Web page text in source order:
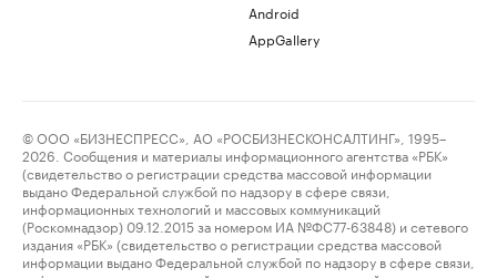
Android
AppGallery
© ООО «БИЗНЕСПРЕСС», АО «РОСБИЗНЕСКОНСАЛТИНГ», 1995–
2026. Сообщения и материалы информационного агентства «РБК»
(свидетельство о регистрации средства массовой информации
выдано Федеральной службой по надзору в сфере связи,
информационных технологий и массовых коммуникаций
(Роскомнадзор) 09.12.2015 за номером ИА №ФС77-63848) и сетевого
издания «РБК» (свидетельство о регистрации средства массовой
информации выдано Федеральной службой по надзору в сфере связи,